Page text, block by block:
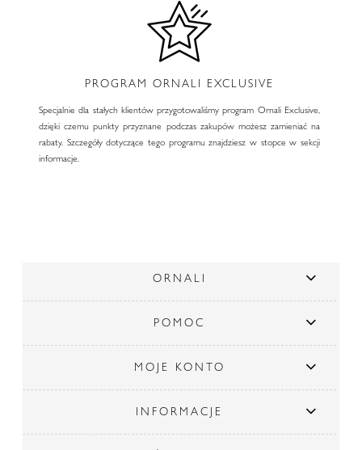
PROGRAM ORNALI EXCLUSIVE
Specjalnie dla stałych klientów przygotowaliśmy program Ornali Exclusive,
dzięki czemu punkty przyznane podczas zakupów możesz zamieniać na
rabaty. Szczegóły dotyczące tego programu znajdziesz w stopce w sekcji
informacje.
ORNALI
POMOC
MOJE KONTO
INFORMACJE